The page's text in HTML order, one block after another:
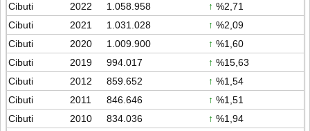
Cibuti
2022 1.058.958 ↑ %2,71
Cibuti
2021 1.031.028 ↑ %2,09
Cibuti
2020 1.009.900 ↑ %1,60
Cibuti
2019 994.017 ↑ %15,63
Cibuti
2012 859.652 ↑ %1,54
Cibuti
2011 846.646 ↑ %1,51
Cibuti
2010 834.036 ↑ %1,94